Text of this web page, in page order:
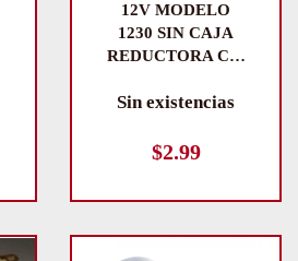
12V MODELO
1230 SIN CAJA
REDUCTORA C…
Sin existencias
$2.99